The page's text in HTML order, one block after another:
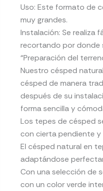
Uso: Este formato de
muy grandes.
Instalación: Se realiza
recortando por donde
“Preparación del
Nuestro césped
césped de manera
después de su
forma sencilla y
Los tepes de césped
con cierta pendiente y
El césped natural en
adaptándose
Con una selección de
con un color verde